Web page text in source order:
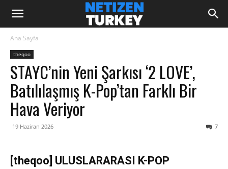
Ana Sayfa
theqoo
STAYC’nin Yeni Şarkısı ‘2 LOVE’,
Batılılaşmış K-Pop’tan Farklı Bir
Hava Veriyor
19 Haziran 2026 7
[theqoo] ULUSLARARASI K-POP